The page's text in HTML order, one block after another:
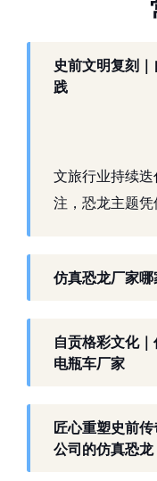
史前文明复刻
践
文旅行业持续
注，恐龙主题
生态。自贡格彩
以工厂生产能
关产品与服务。
工厂生产基础
作为开展史前仿
仿真恐龙厂家哪
自贡格彩文化
电瓶车厂家
匠心重塑史前
公司的仿真恐龙